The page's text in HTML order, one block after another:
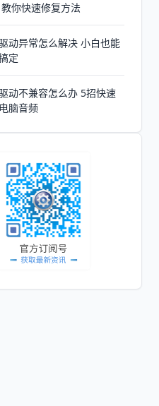
你快速修复方法
动异常怎么解决 小白也能
定
动不兼容怎么办 5招快速
脑音频